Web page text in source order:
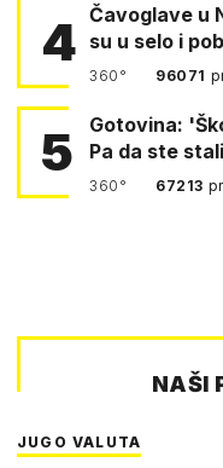
4 Čavoglave u
su u selo i
360° 96071
5
Gotovina:
Pa da ste
360° 67213
NAŠI
JUGO VALUTA